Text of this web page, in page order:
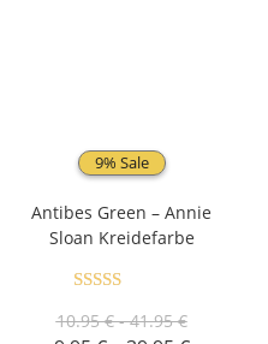
9% Sale
Antibes Green – Annie
Sloan Kreidefarbe
10.95 € - 41.95 €